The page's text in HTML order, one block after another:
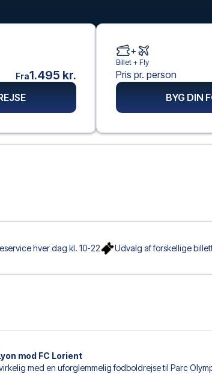
hver dag kl. 10-22 Udvalg af forskellige
mod FC Lorient
med en uforglemmelig fodboldrejse til Parc
Fra1.495 kr.
+
Billet + Fly
Pris pr. person
BYG DIN